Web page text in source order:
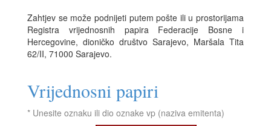
Zahtjev se može podnijeti putem pošte ili u prostorijama
Registra vrijednosnih papira Federacije Bosne i
Hercegovine, dioničko društvo Sarajevo, Maršala Tita
62/II, 71000 Sarajevo.
Vrijednosni papiri
* Unesite oznaku ili dio oznake vp (naziva emitenta)